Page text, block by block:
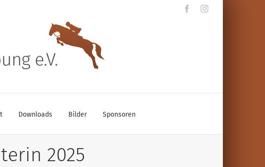
FacebookInstagram
Downloads Bilder Sponsoren
2025